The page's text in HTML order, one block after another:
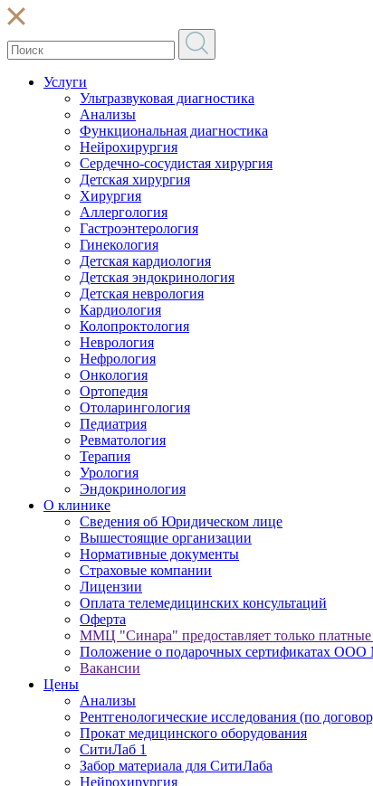
Услуги
Ультразвуковая диагностика
Анализы
Функциональная диагностика
Нейрохирургия
Сердечно-сосудистая хирургия
Детская хирургия
Хирургия
Аллергология
Гастроэнтерология
Гинекология
Детская кардиология
Детская эндокринология
Детская неврология
Кардиология
Колопроктология
Неврология
Нефрология
Онкология
Ортопедия
Отоларингология
Педиатрия
Ревматология
Терапия
Урология
Эндокринология
О клинике
Сведения об Юридическом лице
Вышестоящие организации
Нормативные документы
Cтраховые компании
Лицензии
Оплата телемедицинских консультаций
Оферта
ММЦ "Синара" предоставляет только платные
Положение о подарочных сертификатах
Вакансии
Цены
Анализы
Рентгенологические исследования (по
Прокат медицинского оборудования
СитиЛаб 1
Забор материала для СитиЛаба
Нейрохирургия